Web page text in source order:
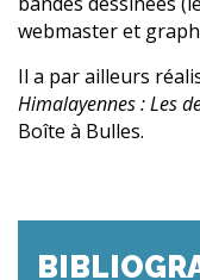
webmaster et
Il a par ailleurs
Himalayennes : Les
Boîte à Bulles.